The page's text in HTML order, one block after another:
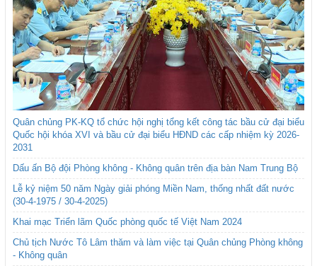
Quân chủng PK-KQ tổ chức hội nghị tổng kết công tác bầu cử đại biểu
Quốc hội khóa XVI và bầu cử đại biểu HĐND các cấp nhiệm kỳ 2026-
2031
Dấu ấn Bộ đội Phòng không - Không quân trên địa bàn Nam Trung Bộ
Lễ kỷ niệm 50 năm Ngày giải phóng Miền Nam, thống nhất đất nước
(30-4-1975 / 30-4-2025)
Khai mạc Triển lãm Quốc phòng quốc tế Việt Nam 2024
Chủ tịch Nước Tô Lâm thăm và làm việc tại Quân chủng Phòng không
- Không quân